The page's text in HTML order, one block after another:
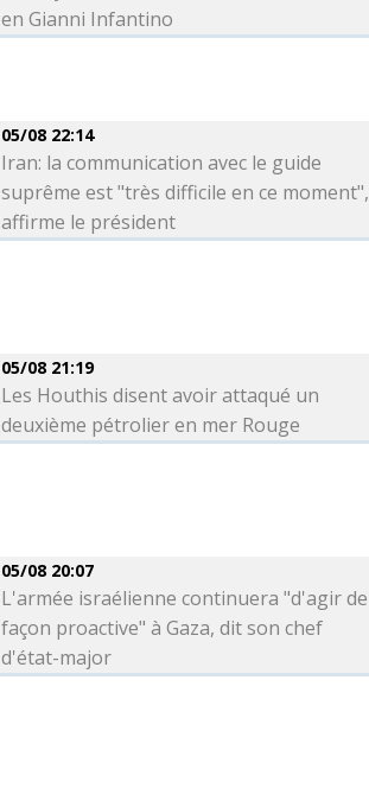
en Gianni Infantino
05/08 22:14
Iran: la communication avec le guide
suprême est "très difficile en ce moment",
affirme le président
05/08 21:19
Les Houthis disent avoir attaqué un
deuxième pétrolier en mer Rouge
05/08 20:07
L'armée israélienne continuera "d'agir de
façon proactive" à Gaza, dit son chef
d'état-major